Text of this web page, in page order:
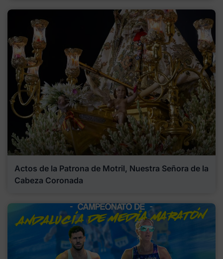
Actos de la Patrona de Motril, Nuestra Señora de la
Cabeza Coronada